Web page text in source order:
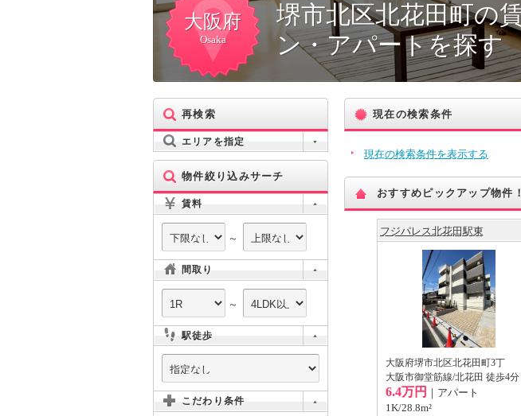
大阪府
Osaka
堺市北区北花田町の
ン・アパートを探す
再検索
エリアを指定
物件絞り込みサーチ
賃料
～
間取り
～
駅徒歩
こだわり条件
現在の検索条件
現在の検索条件を表示する
おすすめピックアップ物件！
フジパレス北花田駅東
大阪府堺市北区北花田町3丁
大阪市御堂筋線/北花田 徒歩4分
6.4万円 ｜アパート
1K/28.8m²